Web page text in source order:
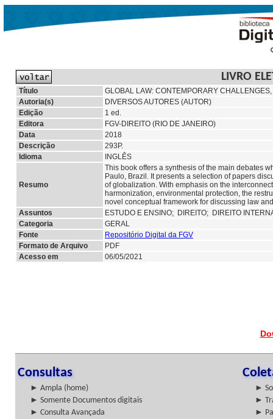
LIVRO
Título
GLOBAL LAW: CONTEMPORARY
Autoria(s)
DIVERSOS AUTORES (AUTOR)
Edição
1 ed.
Editora
FGV-DIREITO (RIO DE JANEIRO)
Data
2018
Descrição
293P.
Idioma
INGLÊS
Resumo
This book offers a synthesis of the main debates
Paulo, Brazil. It presents a selection of papers
of globalization. With emphasis on the
harmonization, environmental protection, the
novel conceptual framework for discussing law
Assuntos
ESTUDO E ENSINO; DIREITO; DIREITO
Categoria
GERAL
Fonte
Repositório Digital da FGV
Formato de Arquivo
PDF
Acesso em
06/05/2021
Consultas
► Ampla (home)
►
► Somente Documentos digitais
►
► Consulta Avançada
►